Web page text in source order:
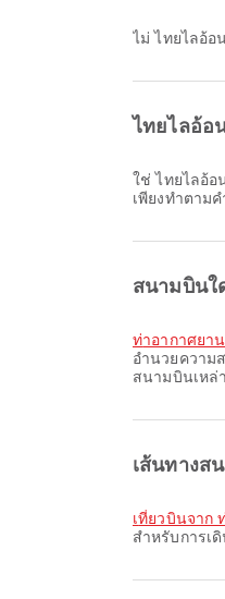
ไม่ ไทยไลอ้
ไทยไลอ้อ
ใช่ ไทยไลอ้อนแอร์ / Thai Lion Air ให้บริการเช็คอินออนไลน์สำหรับเที่ยวบินจาก เด็นปาซาร์ ทำให้คุณเช็คอินเที่ยวบินของคุณได้อย่างสะดวกผ่านเว็บไซต์หรือแอปของสายการบิน
เพียงทำตาม
สนามบินใ
ท่าอากาศย
อำนวยความ
สนามบินเหล่
เส้นทางส
เที่ยวบินจาก
สำหรับการเ